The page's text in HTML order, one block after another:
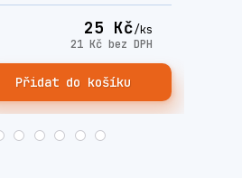
25 Kč/ks
21 Kč bez DPH
Přidat do košíku